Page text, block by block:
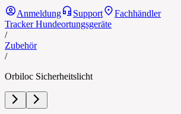
Anmeldung Support
Fachhändler
Tracker Hundeortungsgeräte
/
Zubehör
/
Orbiloc Sicherheitslicht